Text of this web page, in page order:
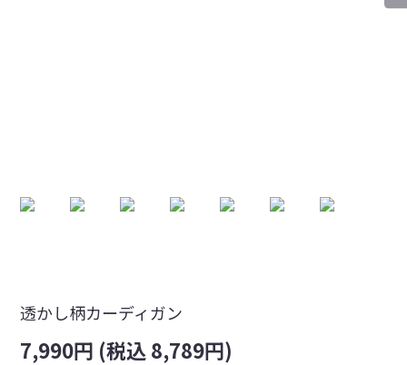
透かし柄カーディガン
7,990円 (税込 8,789円)